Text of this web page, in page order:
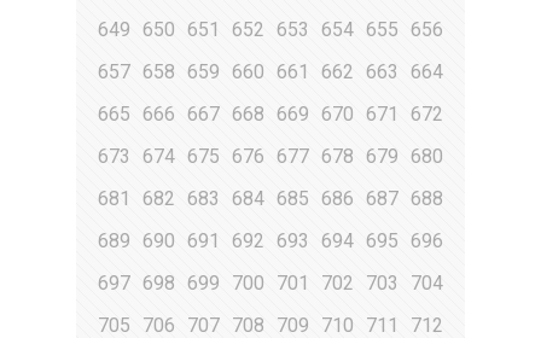
649
650 651 652 653 654 655 656
657 658 659 660 661 662 663
664
665
666 667 668 669 670 671
672
673
674 675 676 677 678 679
680
681
682 683 684 685 686 687 688
689
690 691 692 693 694 695
696
697 698 699 700 701 702 703
704
705
706 707 708 709 710 711
712